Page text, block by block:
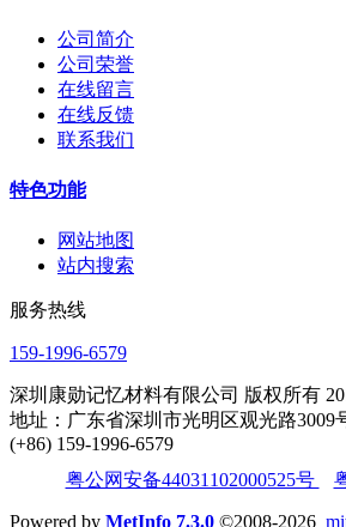
公司简介
公司荣誉
在线留言
在线反馈
联系我们
特色功能
网站地图
站内搜索
服务热线
159-1996-6579
深圳康勋记忆材料有限公司 版权所有
地址：广东省深圳市光明区观光路3009
(+86) 159-1996-6579
粤公网安备44031102000525号
Powered by MetInfo 7.3.0 ©2008-2026